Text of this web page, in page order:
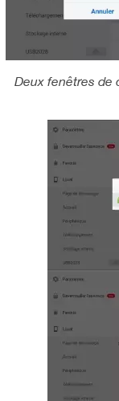
Deux fenêtres de